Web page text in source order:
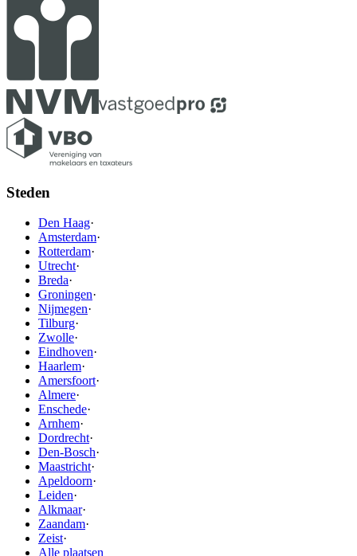
Steden
Den Haag·
Amsterdam·
Rotterdam·
Utrecht·
Breda·
Groningen·
Nijmegen·
Tilburg·
Zwolle·
Eindhoven·
Haarlem·
Amersfoort·
Almere·
Enschede·
Arnhem·
Dordrecht·
Den-Bosch·
Maastricht·
Apeldoorn·
Leiden·
Alkmaar·
Zaandam·
Zeist·
Alle plaatsen